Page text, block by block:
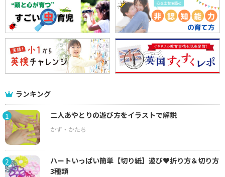
ランキング
1 二人あやとりの遊び方をイラストで解説
2
ハートいっぱい簡単【切り紙】遊び♥折り方＆切り方
3種類